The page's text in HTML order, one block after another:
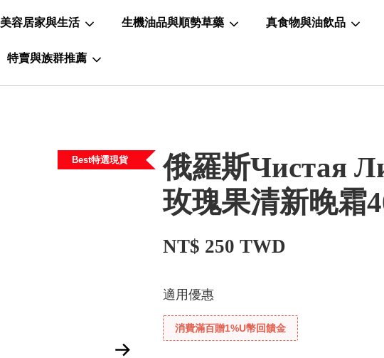
美容居家與生活 生機油品與順勢草藥 真食物與油飲品
特賣與族群推薦
Best特選現貨
俄羅斯Чистая
玫瑰果清新晚霜
NT$ 250 TWD
適用優惠
消費滿百贈1%U幣回饋金